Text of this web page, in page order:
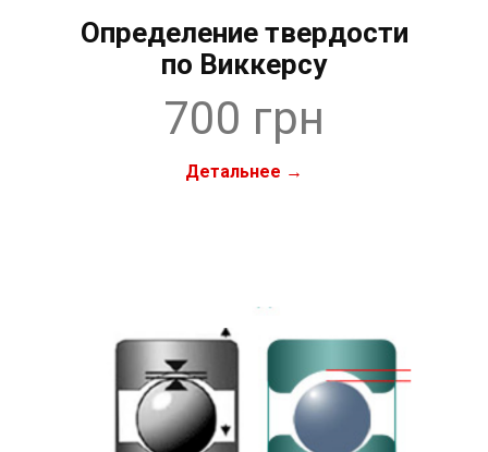
Определение твердости
по Виккерсу
700 грн
Детальнее →